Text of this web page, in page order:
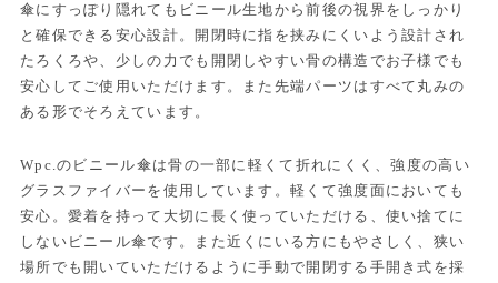
傘にすっぽり隠れてもビニール生地から前後の視界をしっかり
と確保できる安心設計。開閉時に指を挟みにくいよう設計され
たろくろや、少しの力でも開閉しやすい骨の構造でお子様でも
安心してご使用いただけます。また先端パーツはすべて丸みの
ある形でそろえています。
Wpc.のビニール傘は骨の一部に軽くて折れにくく、強度の高い
グラスファイバーを使用しています。軽くて強度面においても
安心。愛着を持って大切に長く使っていただける、使い捨てに
しないビニール傘です。また近くにいる方にもやさしく、狭い
場所でも開いていただけるように手動で開閉する手開き式を採